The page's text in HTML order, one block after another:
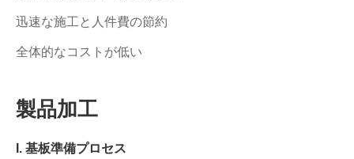
迅速な施工と人件費の節約
全体的なコストが低い
製品加工
I. 基板準備プロセス